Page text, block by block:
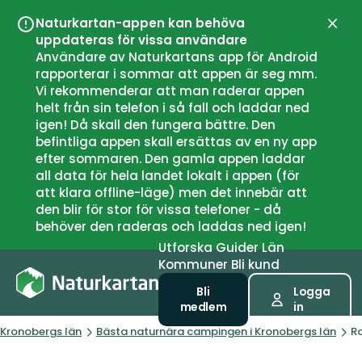
Naturkartan-appen kan behöva
uppdateras för vissa användare
Användare av Naturkartans app för Android
rapporterar i sommar att appen är seg mm.
Vi rekommenderar att man raderar appen
helt från sin telefon i så fall och laddar ned
igen! Då skall den fungera bättre. Den
befintliga appen skall ersättas av en ny app
efter sommaren. Den gamla appen laddar
all data för hela landet lokalt i appen (för
att klara offline-läge) men det innebär att
den blir för stor för vissa telefoner - då
behöver den raderas och laddas ned igen!
UtforskaGuiderLän
Kommuner Bli kund
Bli
medlem
Logga
in
Kronobergs län Bästa naturnära campingen i Kronobergs län